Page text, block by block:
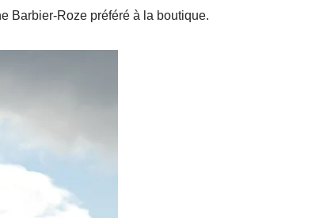
Barbier-Roze préféré à la boutique.